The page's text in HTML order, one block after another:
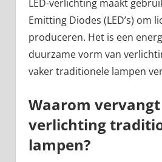
LED-verlichting maakt
Emitting Diodes (LED’s) om
produceren. Het is een
duurzame vorm van
vaker traditionele lampen
Waarom vervangt
verlichting
lampen?